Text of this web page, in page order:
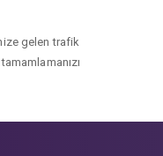
gelen trafik